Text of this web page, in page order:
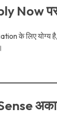
Now
के लिए योग्य